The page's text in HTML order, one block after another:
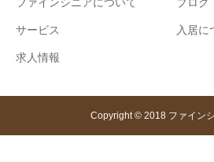
ファインシニアについて ブログ
サービス 入居に
求人情報
Copyright © 2018 ファイン